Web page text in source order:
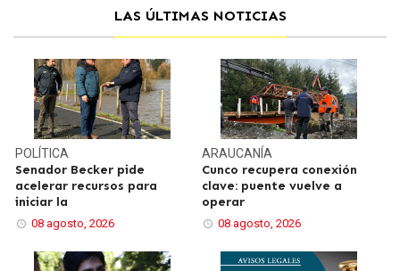
LAS ÚLTIMAS NOTICIAS
POLÍTICA
Senador Becker pide
acelerar recursos para
iniciar la
08 agosto, 2026
ARAUCANÍA
Cunco recupera conexión
clave: puente vuelve a
operar
08 agosto, 2026